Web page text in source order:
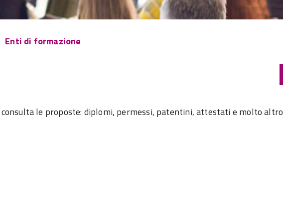
Enti di formazione
le proposte: diplomi, permessi, patentini, attestati e molto altro